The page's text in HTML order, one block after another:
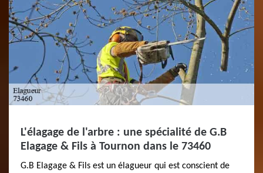
L'élagage de l'arbre : une spécialité de G.B
Elagage & Fils à Tournon dans le 73460
G.B Elagage & Fils est un élagueur qui est conscient de